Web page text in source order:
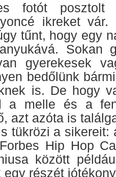
fotót posztolt
ikreket vár.
tűnt, hogy egy
Sokan
gyerekesek
bedőlünk
is. De hogy
a melle és a
azt azóta is
tükrözi a sikereit:
Hip Hop
között
egy részét